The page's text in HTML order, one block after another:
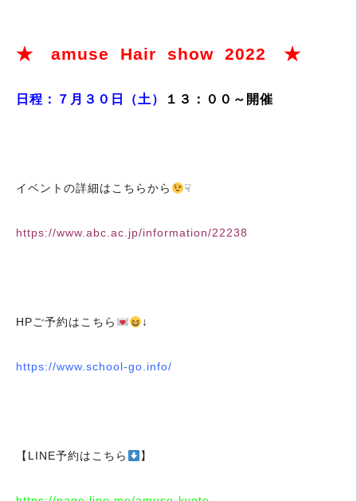
★ amuse Hair show 2022 ★
日程：７月３０日（土） １３：００～開催
イベントの詳細はこちらから ☟
https://www.abc.ac.jp/information/22238
HPご予約はこちら ↓
https://www.school-go.info/
【LINE予約はこちら 】